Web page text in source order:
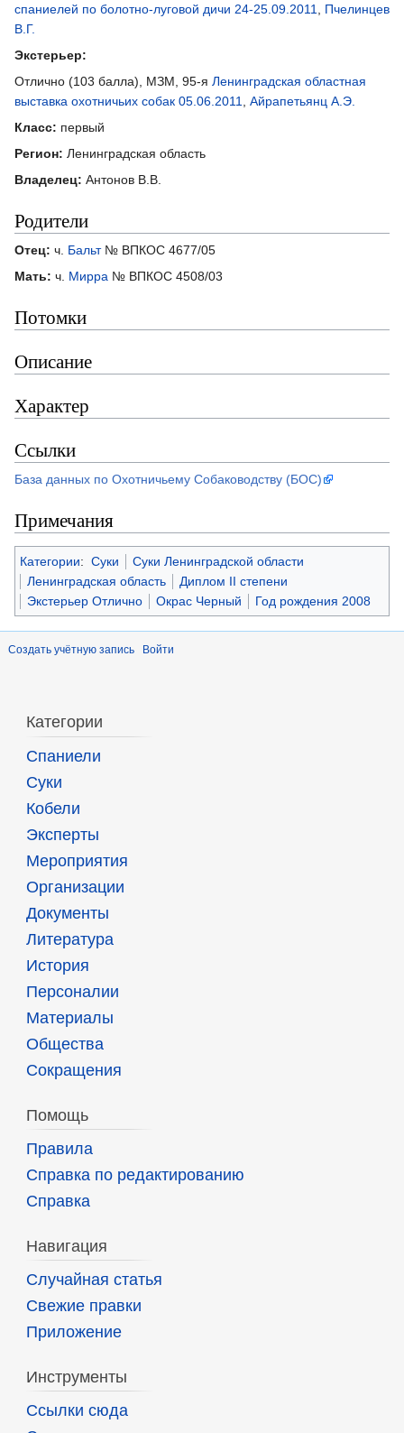
спаниелей по болотно-луговой дичи 24-25.09.2011
Пчелинцев
В.Г.
Экстерьер:
Отлично (103 балла), МЗМ, 95-я Ленинградская областная
выставка охотничьих собак 05.06.2011
Айрапетьянц А.Э.
Класс: первый
Регион: Ленинградская область
Владелец: Антонов В.В.
Родители
Отец: ч. Бальт№ ВПКОС 4677/05
Мать: ч. Мирра № ВПКОС 4508/03
Потомки
Описание
Характер
Ссылки
База данных по Охотничьему Собаководству (БОС)
Примечания
Категории: Суки
Суки Ленинградской области
Ленинградская область
Диплом II степени
Экстерьер Отлично
Окрас Черный Год рождения 2008
Создать учётную запись Войти
Категории
Спаниели
Суки
Кобели
Эксперты
Мероприятия
Организации
Документы
Литература
История
Персоналии
Материалы
Общества
Сокращения
Помощь
Правила
Справка по редактированию
Справка
Навигация
Случайная статья
Свежие правки
Приложение
Инструменты
Ссылки сюда